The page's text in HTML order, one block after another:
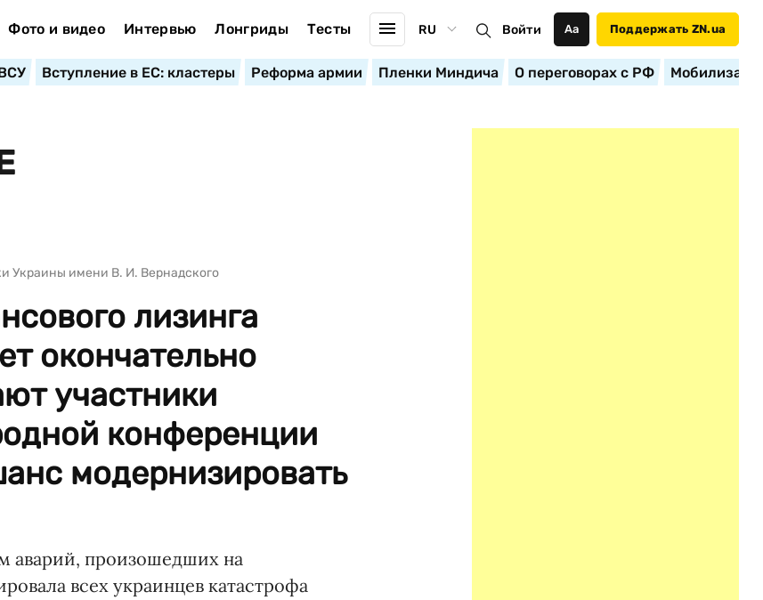
Фото и видео Интервью Лонгриды Тесты RU Войти Аа Поддержать ZN.ua
Вступление в ЕС: кластеры Реформа армии Пленки Миндича О переговорах с РФ
Украины имени В. И. Вернадского
лизинга
окончательно
участники
конференции
модернизировать
аварий, произошедших на
всех украинцев катастрофа